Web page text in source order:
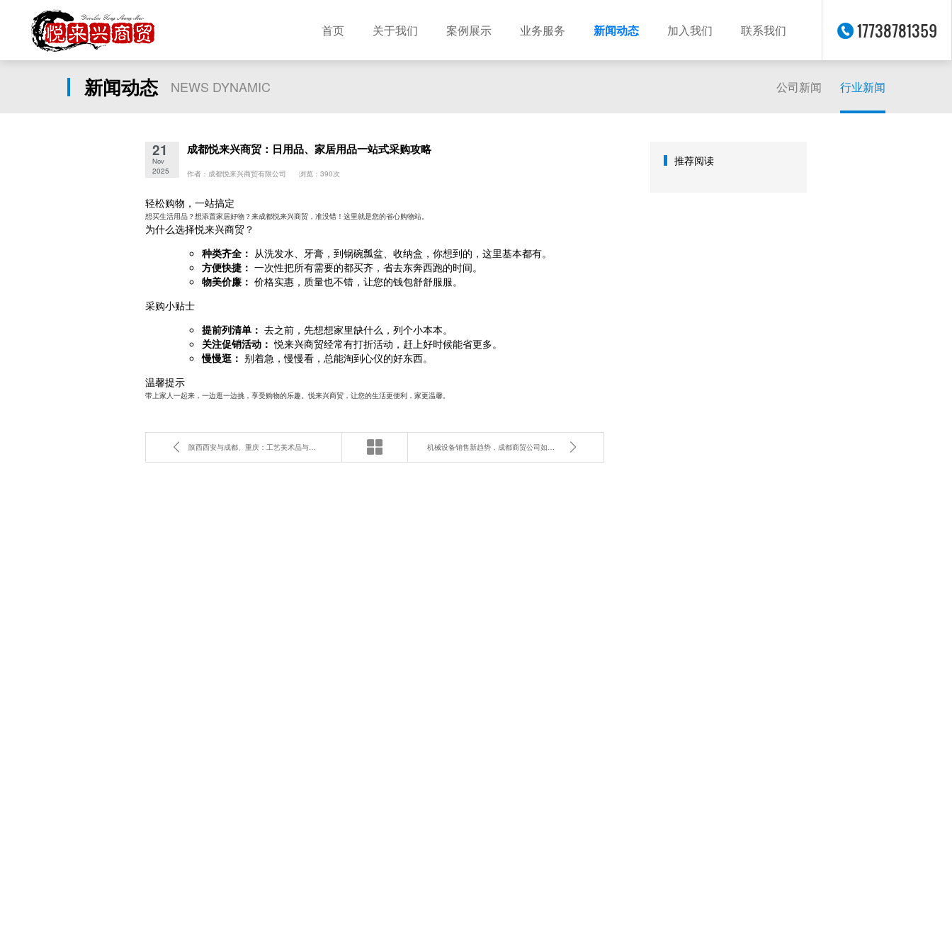
首页 关于我们 案例展示 业务服务 新闻动态 加入我们 联系我们 17738781359
新闻动态 NEWS DYNAMIC 公司新闻 行业新闻
21
Nov
2025
成都悦来兴商贸：日用品、家居用品一站式采购攻略
作者：成都悦来兴商贸有限公司 浏览：390次
轻松购物，一站搞定
想买生活用品？想添置家居好物？来成都悦来兴商贸，准没错！这里就是您的省心购物站。
为什么选择悦来兴商贸？
种类齐全： 从洗发水、牙膏，到锅碗瓢盆、收纳盒，你想到的，这里基本都有。
方便快捷： 一次性把所有需要的都买齐，省去东奔西跑的时间。
物美价廉： 价格实惠，质量也不错，让您的钱包舒舒服服。
采购小贴士
提前列清单： 去之前，先想想家里缺什么，列个小本本。
关注促销活动： 悦来兴商贸经常有打折活动，赶上好时候能省更多。
慢慢逛： 别着急，慢慢看，总能淘到心仪的好东西。
温馨提示
带上家人一起来，一边逛一边挑，享受购物的乐趣。悦来兴商贸，让您的生活更便利，家更温馨。
陕西西安与成都、重庆：工艺美术品与收藏品批发市场的深度对比 机械设备销售新趋势，成都商贸公司如何把握？
推荐阅读